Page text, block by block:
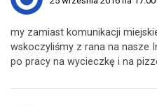
my zamiast komunikacji
wskoczyliśmy z rana na nasze
po pracy na wycieczkę i na